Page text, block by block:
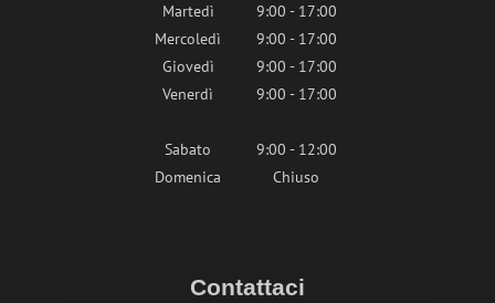
Martedì
9:00 - 17:00
Mercoledì
9:00 - 17:00
Giovedì
9:00 - 17:00
Venerdì
9:00 - 17:00
Sabato
9:00 - 12:00
Domenica
Chiuso
Contattaci